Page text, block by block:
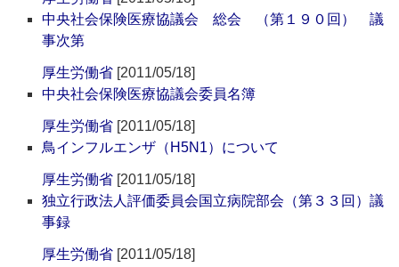
中央社会保険医療協議会 総会 （第１９０回） 議
事次第
厚生労働省 [2011/05/18]
中央社会保険医療協議会委員名簿
厚生労働省 [2011/05/18]
鳥インフルエンザ（H5N1）について
厚生労働省 [2011/05/18]
独立行政法人評価委員会国立病院部会（第３３回）議
事録
厚生労働省 [2011/05/18]